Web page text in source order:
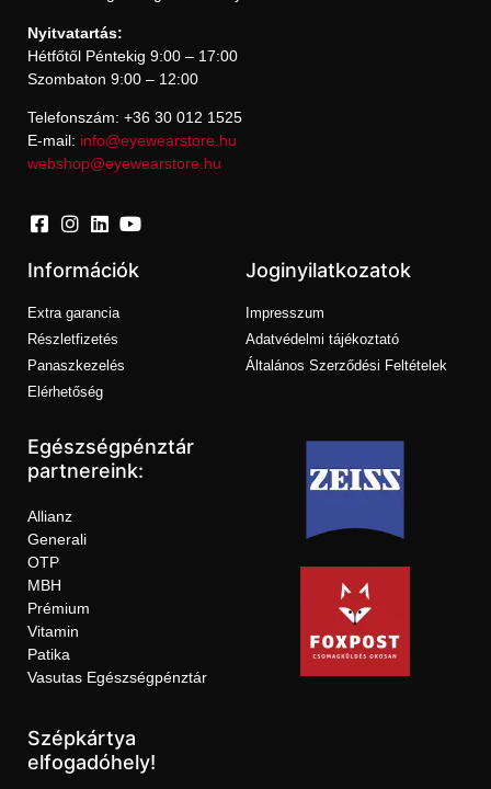
Nyitvatartás:
Hétfőtől Péntekig 9:00 – 17:00
Szombaton 9:00 – 12:00
Telefonszám: +36 30 012 1525
E-mail: info@eyewearstore.hu
webshop@eyewearstore.hu
Információk
Extra garancia
Részletfizetés
Panaszkezelés
Elérhetőség
Joginyilatkozatok
Impresszum
Adatvédelmi tájékoztató
Általános Szerződési Feltételek
Egészségpénztár
partnereink:
Allianz
Generali
OTP
MBH
Prémium
Vitamin
Patika
Vasutas Egészségpénztár
Szépkártya
elfogadóhely!